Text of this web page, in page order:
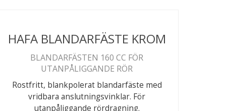
HAFA BLANDARFÄSTE KROM
BLANDARFÄSTEN 160 CC FÖR
UTANPÅLIGGANDE RÖR
Rostfritt, blankpolerat blandarfäste med
vridbara anslutningsvinklar. För
utanpåliggande rördragning.